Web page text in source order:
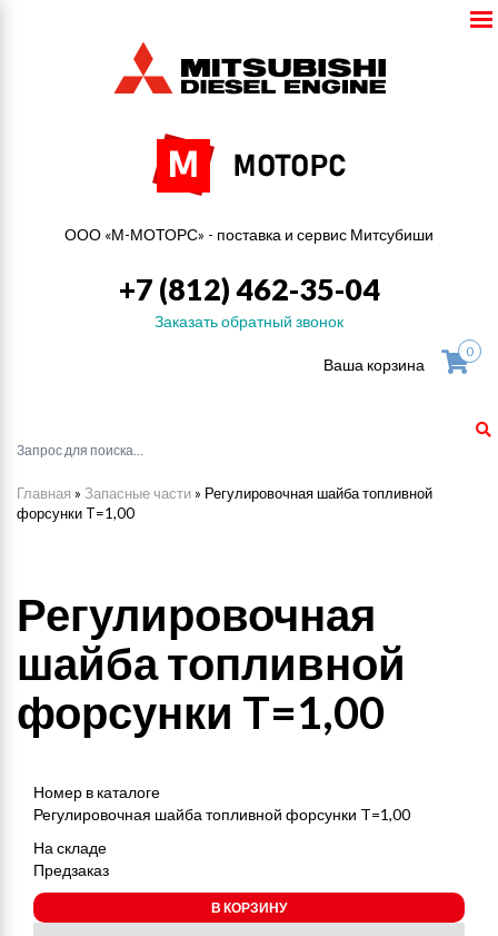
ООО «М-МОТОРС» - поставка и сервис Митсубиши
+7 (812) 462-35-04
Заказать обратный звонок
Ваша корзина
0
Главная » Запасные части » Регулировочная шайба топливной
форсунки T=1,00
Регулировочная
шайба топливной
форсунки T=1,00
Номер в каталоге
Регулировочная шайба топливной форсунки T=1,00
На складе
Предзаказ
В КОРЗИНУ